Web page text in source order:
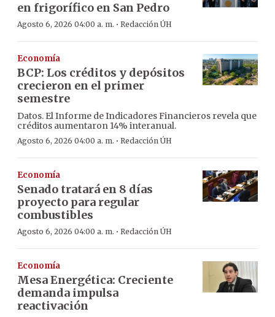
en frigorífico en San Pedro
Agosto 6, 2026 04:00 a. m. · Redacción ÚH
Economía
BCP: Los créditos y depósitos
crecieron en el primer
semestre
Datos. El Informe de Indicadores Financieros revela que
créditos aumentaron 14% interanual.
Agosto 6, 2026 04:00 a. m. · Redacción ÚH
Economía
Senado tratará en 8 días
proyecto para regular
combustibles
Agosto 6, 2026 04:00 a. m. · Redacción ÚH
Economía
Mesa Energética: Creciente
demanda impulsa
reactivación